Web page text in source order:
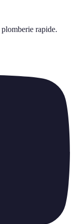
plomberie rapide.